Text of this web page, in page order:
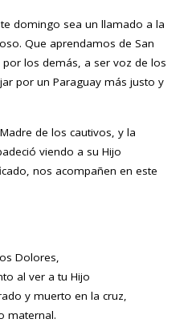
domingo sea un llamado a la
Que aprendamos de San
los demás, a ser voz de los
por un Paraguay más justo y
de los cautivos, y la
viendo a su Hijo
nos acompañen en este
Dolores,
al ver a tu Hijo
y muerto en la cruz,
maternal.